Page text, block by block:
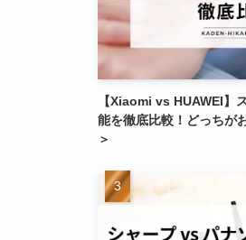
【Xiaomi vs HUAWEI】
能を徹底比較！どっちが
＞